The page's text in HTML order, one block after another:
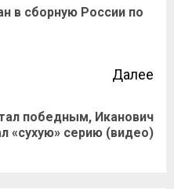
в сборную России по
Далее
победным, Иканович
«сухую» серию (видео)